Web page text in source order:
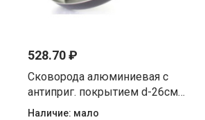
528.70 ₽
Сковорода алюминиевая с
антиприг. покрытием d-26см
без крышки Матрена 106918
Наличие: мало